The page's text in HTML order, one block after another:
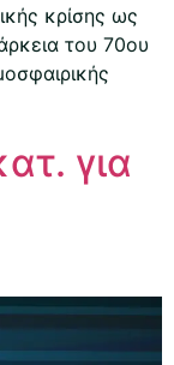
κρίσης ως
του 70ου
για